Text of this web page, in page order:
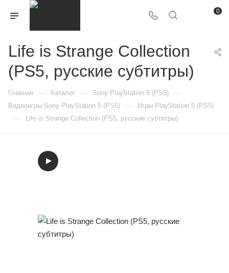
0
Life is Strange Collection
(PS5, русские субтитры)
Главная — Каталог — Sony PlayStation 5 (PS5) —
Видеоигры Sony PlayStation 5 (PS5) — Игры PlayStation 5 (PS5)
— Life is Strange Collection (PS5, русские субтитры)